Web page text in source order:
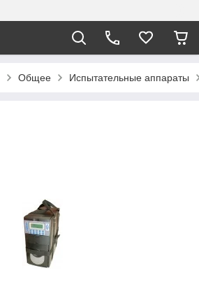
Общее Испытательные аппараты